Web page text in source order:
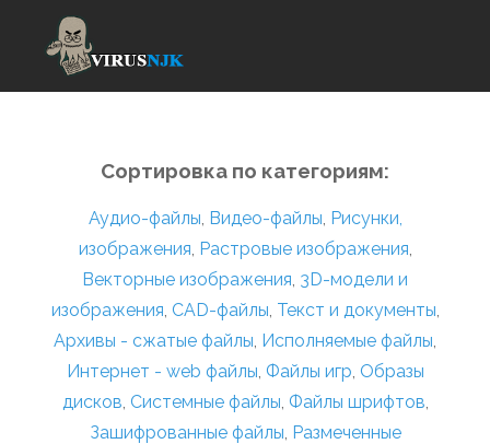
Сортировка по категориям:
Аудио-файлы, Видео-файлы, Рисунки,
изображения, Растровые изображения,
Векторные изображения, 3D-модели и
изображения, CAD-файлы, Текст и документы,
Архивы - сжатые файлы, Исполняемые файлы,
Интернет - web файлы, Файлы игр, Образы
дисков, Системные файлы, Файлы шрифтов,
Зашифрованные файлы, Размеченные